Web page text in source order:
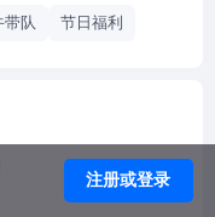
续发展。
以质量优先，专业学
发展之道，科技为
带队 节日福利
注册或登录